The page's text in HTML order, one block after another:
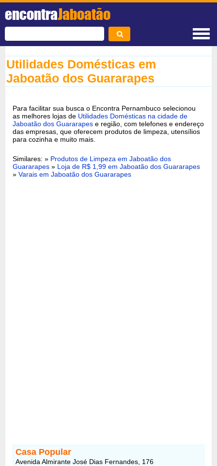
encontraJaboatão
Utilidades Domésticas em
Jaboatão dos Guararapes
Para facilitar sua busca o Encontra Pernambuco selecionou
as melhores lojas de Utilidades Domésticas na cidade de
Jaboatão dos Guararapes e região, com telefones e endereço
das empresas, que oferecem produtos de limpeza, utensílios
para cozinha e muito mais.
Similares: » Produtos de Limpeza em Jaboatão dos
Guararapes » Loja de R$ 1,99 em Jaboatão dos Guararapes
»Varais em Jaboatão dos Guararapes
Casa Popular
Avenida Almirante José Dias Fernandes, 176